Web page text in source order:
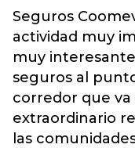
Seguros
actividad muy
muy
seguros al
corredor que
extraordinario
las